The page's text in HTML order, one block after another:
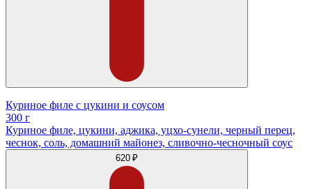
Куриное филе с цукини и соусом
300 г
Куриное филе, цукини, аджика, уцхо-сунели, черный перец,
чеснок, соль, домашний майонез, сливочно-чесночный соус
620 ₽